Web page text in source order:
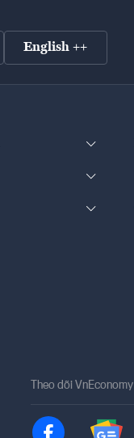
English ++
Theo dõi VnEconomy